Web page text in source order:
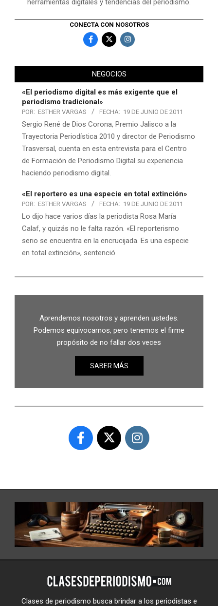
herramientas digitales y tendencias del periodismo.
CONECTA CON NOSOTROS
NEGOCIOS
«El periodismo digital es más exigente que el
periodismo tradicional»
POR: ESTHER VARGAS FECHA: 19 DE JUNIO DE 2011
Sergio René de Dios Corona, Premio Jalisco a la
Trayectoria Periodística 2010 y director de Periodismo
Trasversal, cuenta en esta entrevista para el Centro
de Formación de Periodismo Digital su experiencia
haciendo periodismo digital.
«El reportero es una especie en total extinción»
POR: ESTHER VARGAS FECHA: 19 DE JUNIO DE 2011
Lo dijo hace varios días la periodista Rosa María
Calaf, y quizás no le falta razón. «El reporterismo
serio se encuentra en la encrucijada. Es una especie
en total extinción», sentenció.
Aprendemos nosotros y aprenden ustedes.
Podemos equivocarnos, pero tenemos el firme
propósito de no fallar dos veces
SABER MÁS
Clases de periodismo busca brindar a los periodistas e